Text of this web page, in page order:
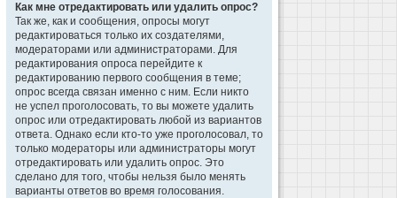
Как мне отредактировать или удалить опрос?
Так же, как и сообщения, опросы могут
редактироваться только их создателями,
модераторами или администраторами. Для
редактирования опроса перейдите к
редактированию первого сообщения в теме;
опрос всегда связан именно с ним. Если никто
не успел проголосовать, то вы можете удалить
опрос или отредактировать любой из вариантов
ответа. Однако если кто-то уже проголосовал, то
только модераторы или администраторы могут
отредактировать или удалить опрос. Это
сделано для того, чтобы нельзя было менять
варианты ответов во время голосования.